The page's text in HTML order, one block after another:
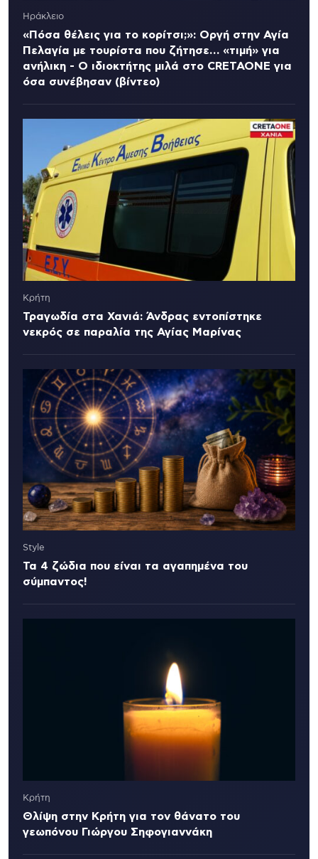
Ηράκλειο
«Πόσα θέλεις για το κορίτσι;»: Οργή στην Αγία
Πελαγία με τουρίστα που ζήτησε… «τιμή» για
ανήλικη - Ο ιδιοκτήτης μιλά στο CRETAONE για
όσα συνέβησαν (βίντεο)
Κρήτη
Τραγωδία στα Χανιά: Άνδρας εντοπίστηκε
νεκρός σε παραλία της Αγίας Μαρίνας
Style
Τα 4 ζώδια που είναι τα αγαπημένα του
σύμπαντος!
Κρήτη
Θλίψη στην Κρήτη για τον θάνατο του
γεωπόνου Γιώργου Σηφογιαννάκη